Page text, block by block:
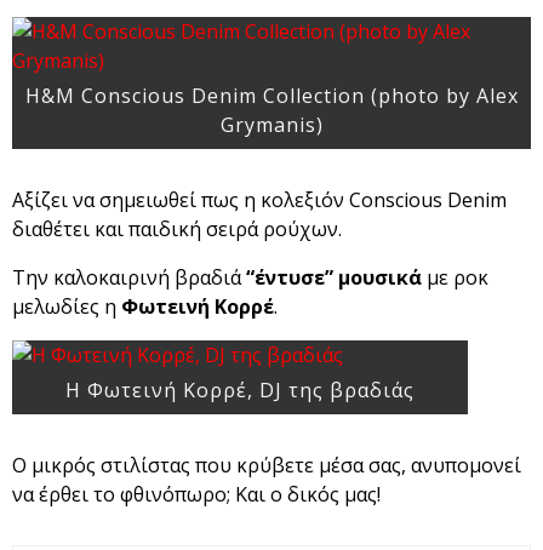
H&M Conscious Denim Collection (photo by Alex
Grymanis)
Αξίζει να σημειωθεί πως η κολεξιόν Conscious Denim
διαθέτει και παιδική σειρά ρούχων.
Την καλοκαιρινή βραδιά“έντυσε” μουσικά με ροκ
μελωδίες η Φωτεινή Κορρέ.
Η Φωτεινή Κορρέ, DJ της βραδιάς
Ο μικρός στιλίστας που κρύβετε μέσα σας, ανυπομονεί
να έρθει το φθινόπωρο; Και ο δικός μας!